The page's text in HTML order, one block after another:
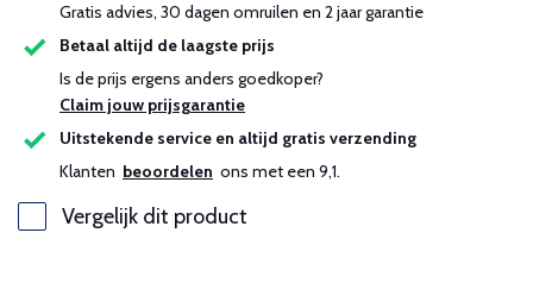
Gratis advies, 30 dagen omruilen en 2 jaar garantie
Betaal altijd de laagste prijs
Is de prijs ergens anders goedkoper?
Claim jouw prijsgarantie
Uitstekende service en altijd gratis verzending
Klanten beoordelen ons met een 9,1.
Vergelijk dit product